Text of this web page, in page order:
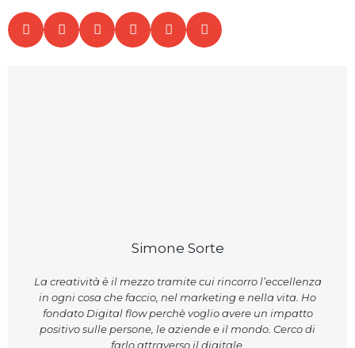
Simone Sorte
La creatività è il mezzo tramite cui rincorro l’eccellenza
in ogni cosa che faccio, nel marketing e nella vita. Ho
fondato Digital flow perchè voglio avere un impatto
positivo sulle persone, le aziende e il mondo. Cerco di
farlo attraverso il digitale.